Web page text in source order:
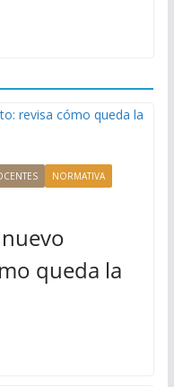
NORMATIVA
queda la